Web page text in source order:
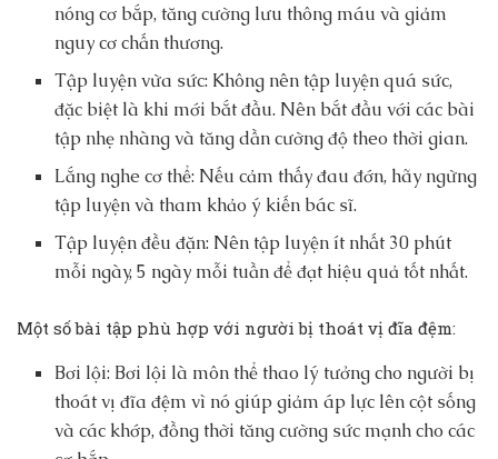
nóng cơ bắp, tăng cường lưu thông máu và giảm
nguy cơ chấn thương.
Tập luyện vừa sức: Không nên tập luyện quá sức,
đặc biệt là khi mới bắt đầu. Nên bắt đầu với các bài
tập nhẹ nhàng và tăng dần cường độ theo thời gian.
Lắng nghe cơ thể: Nếu cảm thấy đau đớn, hãy ngừng
tập luyện và tham khảo ý kiến bác sĩ.
Tập luyện đều đặn: Nên tập luyện ít nhất 30 phút
mỗi ngày, 5 ngày mỗi tuần để đạt hiệu quả tốt nhất.
Một số bài tập phù hợp với người bị thoát vị đĩa đệm:
Bơi lội: Bơi lội là môn thể thao lý tưởng cho người bị
thoát vị đĩa đệm vì nó giúp giảm áp lực lên cột sống
và các khớp, đồng thời tăng cường sức mạnh cho các